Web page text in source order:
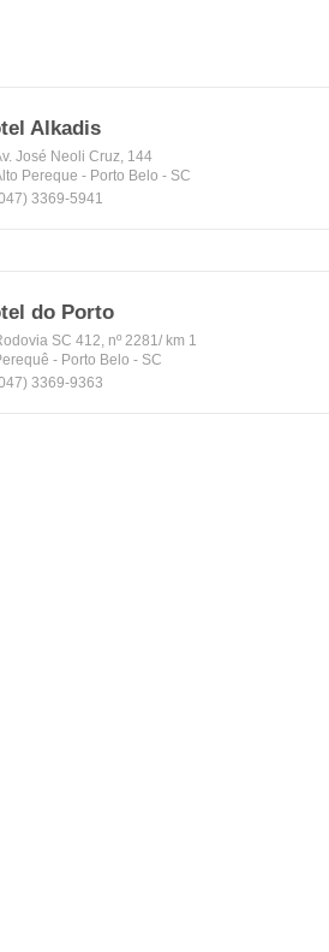
Alkadis
José Neoli Cruz, 144
Pereque - Porto Belo - SC
3369-5941
do Porto
SC 412, nº 2281/ km 1
- Porto Belo - SC
3369-9363